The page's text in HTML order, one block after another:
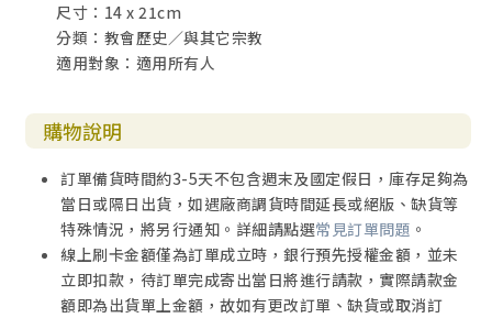
第十章：外邦人的光
期盼與憎恨
不斷受驅逐
是承載上帝聖言的人
尊重他，同時提防他
對話的開始
老師與傳道者的一席話
下一章
總結的省思
尺寸：14 x 21cm
分類：教會歷史／與其它宗教
適用對象：適用所有人
購物說明
訂單備貨時間約3-5天不包含週末及國定假日，庫存足夠為
當日或隔日出貨，如遇廠商調貨時間延長或絕版、缺貨等
特殊情況，將另行通知。詳細請點選常見訂單問題 。
線上刷卡金額僅為訂單成立時，銀行預先授權金額，並未
立即扣款，待訂單完成寄出當日將進行請款，實際請款金
額即為出貨單上金額，故如有更改訂單、缺貨或取消訂